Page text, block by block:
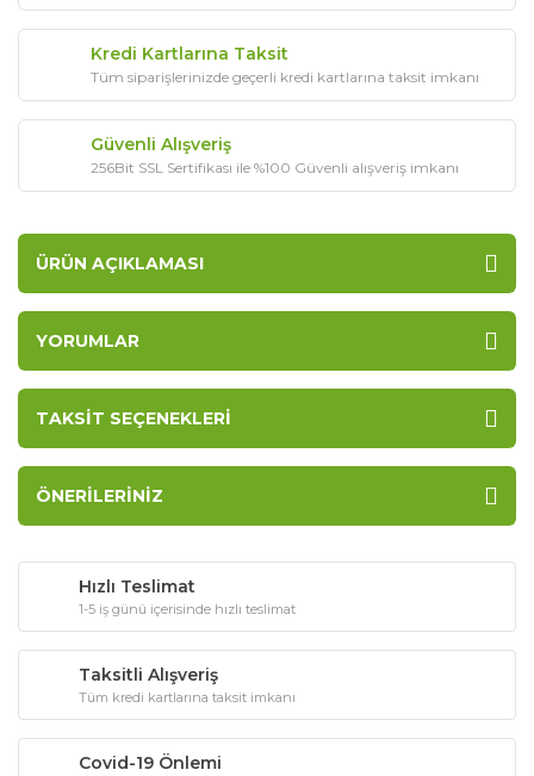
Kredi Kartlarına Taksit
Tüm siparişlerinizde geçerli kredi kartlarına taksit imkanı
Güvenli Alışveriş
256Bit SSL Sertifikası ile %100 Güvenli alışveriş imkanı
ÜRÜN AÇIKLAMASI
YORUMLAR
TAKSIT SEÇENEKLERI
ÖNERILERINIZ
Hızlı Teslimat
1-5 iş günü içerisinde hızlı teslimat
Taksitli Alışveriş
Tüm kredi kartlarına taksit imkanı
Covid-19 Önlemi